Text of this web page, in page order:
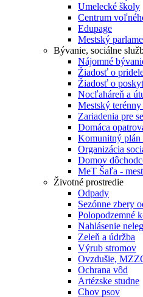
Umelecké školy
Centrum
Edupage
Mestský
Bývanie, sociálne
Nájomné
Žiadosť o
Žiadosť o
Nocľaháreň a
Mestský
Zariadenia pre
Domáca
Komunitný plán
Organizácia
Domov
MeT Šaľa -
Životné prostredie
Odpady
Sezónne zbery
Polopodzemné
Nahlásenie
Zeleň a údržba
Výrub stromov
Ovzdušie,
Ochrana vôd
Artézske studne
Chov psov